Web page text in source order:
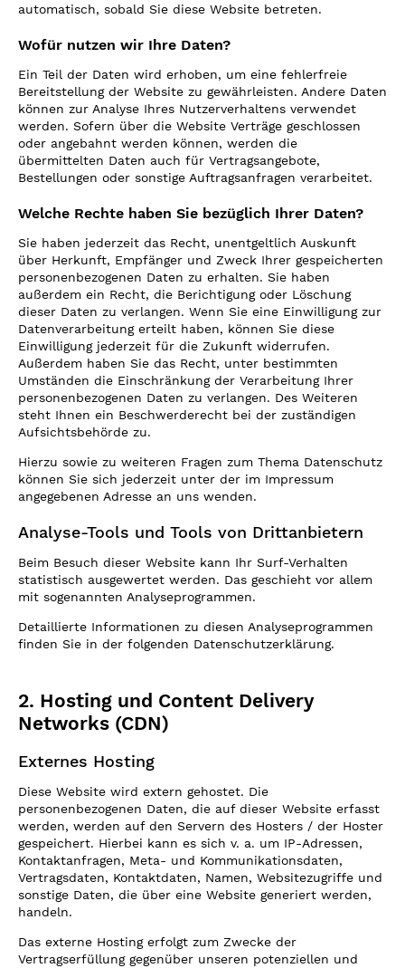
automatisch, sobald Sie diese Website betreten.
Wofür nutzen wir Ihre Daten?
Ein Teil der Daten wird erhoben, um eine fehlerfreie
Bereitstellung der Website zu gewährleisten. Andere Daten
können zur Analyse Ihres Nutzerverhaltens verwendet
werden. Sofern über die Website Verträge geschlossen
oder angebahnt werden können, werden die
übermittelten Daten auch für Vertragsangebote,
Bestellungen oder sonstige Auftragsanfragen verarbeitet.
Welche Rechte haben Sie bezüglich Ihrer Daten?
Sie haben jederzeit das Recht, unentgeltlich Auskunft
über Herkunft, Empfänger und Zweck Ihrer gespeicherten
personenbezogenen Daten zu erhalten. Sie haben
außerdem ein Recht, die Berichtigung oder Löschung
dieser Daten zu verlangen. Wenn Sie eine Einwilligung zur
Datenverarbeitung erteilt haben, können Sie diese
Einwilligung jederzeit für die Zukunft widerrufen.
Außerdem haben Sie das Recht, unter bestimmten
Umständen die Einschränkung der Verarbeitung Ihrer
personenbezogenen Daten zu verlangen. Des Weiteren
steht Ihnen ein Beschwerderecht bei der zuständigen
Aufsichtsbehörde zu.
Hierzu sowie zu weiteren Fragen zum Thema Datenschutz
können Sie sich jederzeit unter der im Impressum
angegebenen Adresse an uns wenden.
Analyse-Tools und Tools von Drittanbietern
Beim Besuch dieser Website kann Ihr Surf-Verhalten
statistisch ausgewertet werden. Das geschieht vor allem
mit sogenannten Analyseprogrammen.
Detaillierte Informationen zu diesen Analyseprogrammen
finden Sie in der folgenden Datenschutzerklärung.
2. Hosting und Content Delivery
Networks (CDN)
Externes Hosting
Diese Website wird extern gehostet. Die
personenbezogenen Daten, die auf dieser Website erfasst
werden, werden auf den Servern des Hosters / der Hoster
gespeichert. Hierbei kann es sich v. a. um IP-Adressen,
Kontaktanfragen, Meta- und Kommunikationsdaten,
Vertragsdaten, Kontaktdaten, Namen, Websitezugriffe und
sonstige Daten, die über eine Website generiert werden,
handeln.
Das externe Hosting erfolgt zum Zwecke der
Vertragserfüllung gegenüber unseren potenziellen und